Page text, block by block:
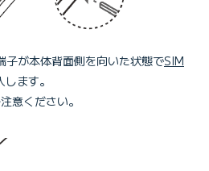
子が本体背面側を向いた状態でSIM
します。
意ください。